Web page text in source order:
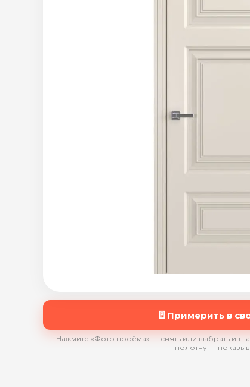
🚪 Примерить в
Нажмите «Фото проёма» — снять или выбрать из
полотну —